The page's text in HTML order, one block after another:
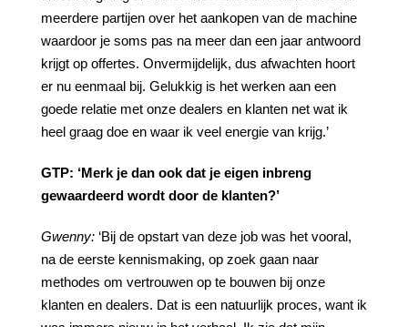
meerdere partijen over het aankopen van de machine
waardoor je soms pas na meer dan een jaar antwoord
krijgt op offertes. Onvermijdelijk, dus afwachten hoort
er nu eenmaal bij. Gelukkig is het werken aan een
goede relatie met onze dealers en klanten net wat ik
heel graag doe en waar ik veel energie van krijg.’
GTP: ‘Merk je dan ook dat je eigen inbreng
gewaardeerd wordt door de klanten?’
Gwenny: ‘Bij de opstart van deze job was het vooral,
na de eerste kennismaking, op zoek gaan naar
methodes om vertrouwen op te bouwen bij onze
klanten en dealers. Dat is een natuurlijk proces, want ik